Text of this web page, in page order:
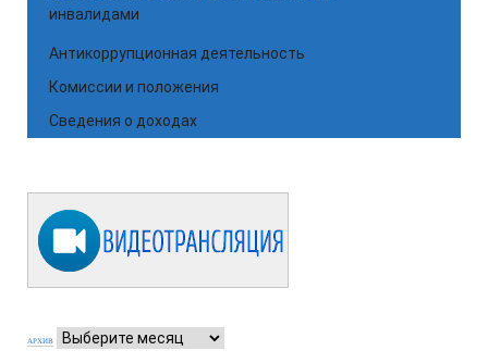
инвалидами
Антикоррупционная деятельность
Комиссии и положения
Сведения о доходах
АРХИВ